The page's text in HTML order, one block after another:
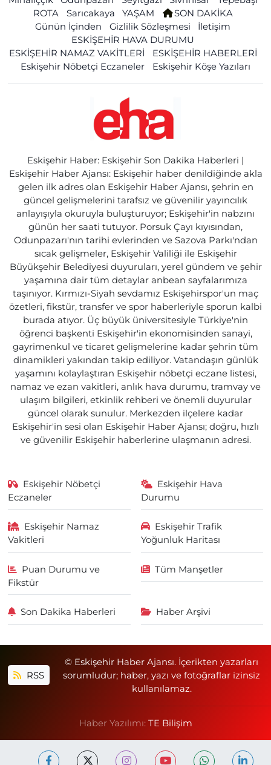
ROTA
Sarıcakaya YAŞAM
SON DAKİKA
Günün İçinden
Gizlilik Sözleşmesi
İletişim
ESKİŞEHİR HAVA DURUMU
ESKİŞEHİR NAMAZ VAKİTLERİ
ESKİŞEHİR HABERLERİ
Eskişehir Nöbetçi Eczaneler
Eskişehir Köşe Yazıları
Eskişehir Haber: Eskişehir Son Dakika Haberleri |
Eskişehir Haber Ajansı: Eskişehir haber denildiğinde akla
gelen ilk adres olan Eskişehir Haber Ajansı, şehrin en
güncel gelişmelerini tarafsız ve güvenilir yayıncılık
anlayışıyla okuruyla buluşturuyor; Eskişehir'in nabzını
günün her saati tutuyor. Porsuk Çayı kıyısından,
Odunpazarı'nın tarihi evlerinden ve Sazova Parkı'ndan
sıcak gelişmeler, Eskişehir Valiliği ile Eskişehir
Büyükşehir Belediyesi duyuruları, yerel gündem ve şehir
yaşamına dair tüm detaylar anbean sayfalarımıza
taşınıyor. Kırmızı-Siyah sevdamız Eskişehirspor'un maç
özetleri, fikstür, transfer ve spor haberleriyle sporun kalbi
burada atıyor. Üç büyük üniversitesiyle Türkiye'nin
öğrenci başkenti Eskişehir'in ekonomisinden sanayi,
gayrimenkul ve ticaret gelişmelerine kadar şehrin tüm
dinamikleri yakından takip ediliyor. Vatandaşın günlük
yaşamını kolaylaştıran Eskişehir nöbetçi eczane listesi,
namaz ve ezan vakitleri, anlık hava durumu, tramvay ve
ulaşım bilgileri, etkinlik rehberi ve önemli duyurular
güncel olarak sunulur. Merkezden ilçelere kadar
Eskişehir'in sesi olan Eskişehir Haber Ajansı; doğru, hızlı
ve güvenilir Eskişehir haberlerine ulaşmanın adresi.
Eskişehir Nöbetçi
Eczaneler
Eskişehir Hava
Durumu
Eskişehir Namaz
Vakitleri
Eskişehir Trafik
Yoğunluk Haritası
Puan Durumu ve
Fikstür
Tüm Manşetler
Son Dakika Haberleri Haber Arşivi
RSS
© Eskişehir Haber Ajansı. İçerikten yazarları
sorumludur; haber, yazı ve fotoğraflar izinsiz
kullanılamaz.
Haber Yazılımı: TE Bilişim